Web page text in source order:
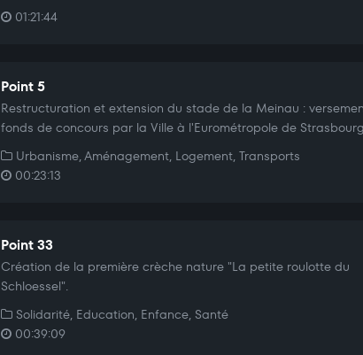
01:21:44
Point 5
Restructuration et extension du stade de la Meinau :
fonds de concours par la Ville à l'Eurométropole de
Urbanisme, Aménagement, Logement, Transports
00:23:13
Point 33
Création de la première crèche nature "La petite roulotte du
Schloessel".
Solidarité, Education, Enfance, Santé
00:39:09